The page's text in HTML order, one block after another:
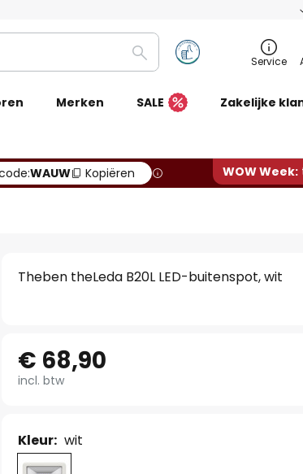
Zoeken Service
Merken SALE Zakelijke
WAUW Kopiëren WOW Week:
Theben theLeda B20L LED-buitenspot, wit
€ 68,90
incl. btw
Kleur: wit